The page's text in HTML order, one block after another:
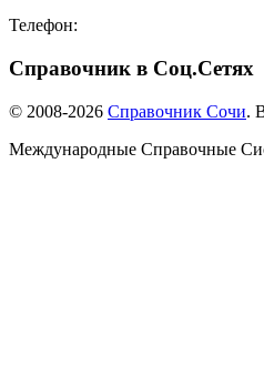
Телефон:
Справочник в Соц.Сетях
© 2008-2026 Справочник Сочи.
Международные Справочные